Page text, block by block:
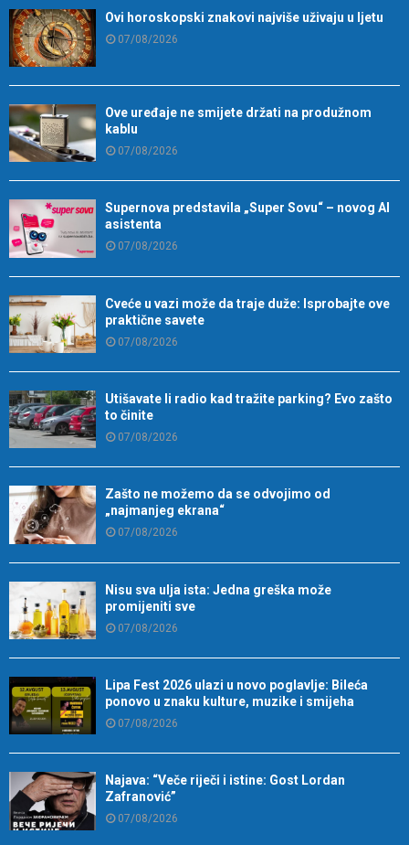
Ovi horoskopski znakovi najviše uživaju u ljetu
07/08/2026
Ove uređaje ne smijete držati na produžnom
kablu
07/08/2026
Supernova predstavila „Super Sovu“ – novog AI
asistenta
07/08/2026
Cveće u vazi može da traje duže: Isprobajte ove
praktične savete
07/08/2026
Utišavate li radio kad tražite parking? Evo zašto
to činite
07/08/2026
Zašto ne možemo da se odvojimo od
„najmanjeg ekrana“
07/08/2026
Nisu sva ulja ista: Jedna greška može
promijeniti sve
07/08/2026
Lipa Fest 2026 ulazi u novo poglavlje: Bileća
ponovo u znaku kulture, muzike i smijeha
07/08/2026
Najava: “Veče riječi i istine: Gost Lordan
Zafranović”
07/08/2026